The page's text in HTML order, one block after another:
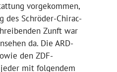
vorgekommen,
des Schröder-Chirac-
Zunft war
da. Die ARD-
den ZDF-
mit folgendem